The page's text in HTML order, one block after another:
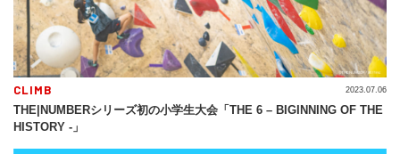
CLIMB
THE|NUMBERシリーズ初の小学生大会「THE 6 – BIGINNING OF THE
HISTORY -」
2023.07.06